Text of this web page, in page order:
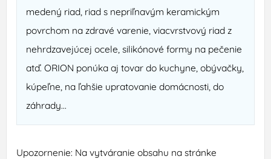
medený riad, riad s nepriľnavým keramickým
povrchom na zdravé varenie, viacvrstvový riad z
nehrdzavejúcej ocele, silikónové formy na pečenie
atď. ORION ponúka aj tovar do kuchyne, obývačky,
kúpeľne, na ľahšie upratovanie domácnosti, do
záhrady...
Upozornenie: Na vytváranie obsahu na stránke